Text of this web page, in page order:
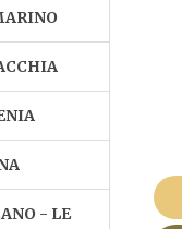
- LE